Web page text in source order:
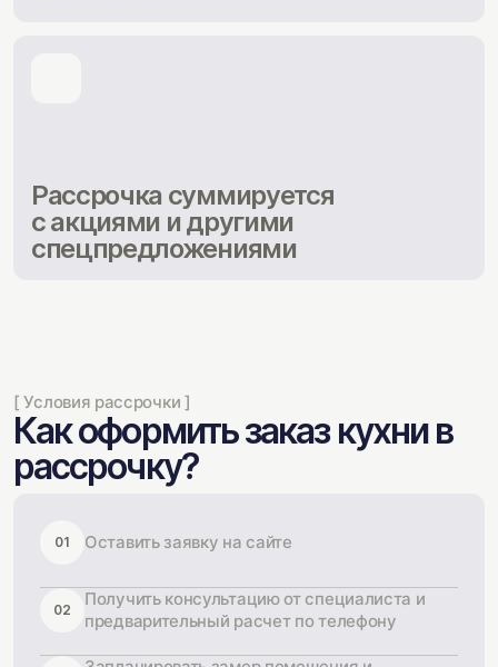
Рассрочка суммируется
с акциями и другими
спецпредложениями
[ Условия рассрочки ]
Как оформить заказ кухни в
рассрочку?
01 Оставить заявку на сайте
02
Получить консультацию от специалиста и
предварительный расчет по телефону